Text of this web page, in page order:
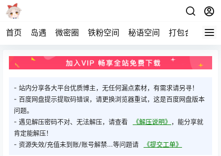
首页 岛遇 微密圈 铁粉空间 秘语空间 打包合集 关
- 站内分享各大平台优质博主，无任何漏点素材，有需求请另寻！
- 百度网盘提示提取码错误，请更换浏览器重试，这是百度网盘版本
问题。
- 遇见解压密码不对、无法解压，请查看
《解压说明》 ，能分享就
肯定能解压！
- 资源失效/充值未到账/账号解禁...等问题请
《提交工单》